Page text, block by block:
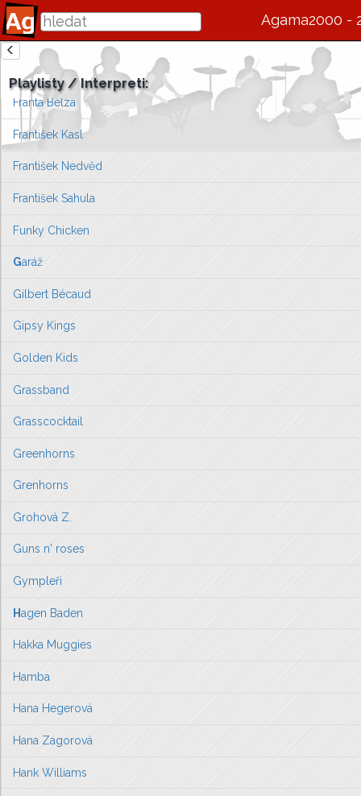
Agama2000 -
zde se bude v budoucnu zobrazovat informace o interpretovi /
Vlevo vyberte píseň, kterou chcete zobrazit
nebo můžete přejít na úvodní stránku ...
Playlisty / Interpreti:
Fool's Garden
Fořt Vladimír Eddy
Fragment
Franta Belza
František Kasl
František Nedvěd
František Sahula
Funky Chicken
Garáž
Gilbert Bécaud
Gipsy Kings
Golden Kids
Grassband
Grasscocktail
Greenhorns
Grenhorns
Grohová Z.
Guns n' roses
Gympleři
Hagen Baden
Hakka Muggies
Hamba
Hana Hegerová
Hana Zagorová
Hank Williams